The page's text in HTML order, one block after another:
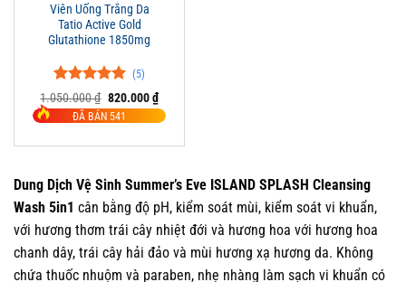
Viên Uống Trắng Da
Tatio Active Gold
Glutathione 1850mg
5.00trên 5
5
đánh giá
(5)
1.050.000₫ Giá
gốc
là:
820.000₫Giá
hiện
tại
820.000 ₫.
ĐÃ BÁN 541
Dung Dịch Vệ Sinh Summer’s Eve ISLAND SPLASH Cleansing
Wash 5in1 cân bằng độ pH, kiểm soát mùi, kiểm soát vi khuẩn,
với hương thơm trái cây nhiệt đới và hương hoa với hương hoa
chanh dây, trái cây hải đảo và mùi hương xạ hương da. Không
chứa thuốc nhuộm và paraben, nhẹ nhàng làm sạch vi khuẩn có